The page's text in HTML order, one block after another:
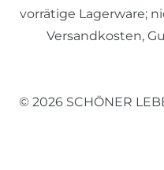
vorrätige Lagerware;
Versandkosten,
© 2026 SCHÖNER